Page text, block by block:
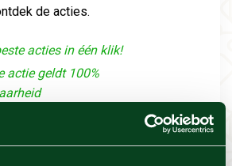
de acties.
acties in één klik!
actie geldt 100%